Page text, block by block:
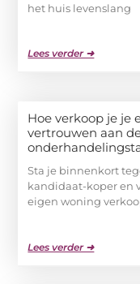
het huis levenslang
Lees verder ➜
Hoe verkoop je je
vertrouwen aan
Sta je binnenkort
kandidaat-koper en
eigen woning
Lees verder ➜